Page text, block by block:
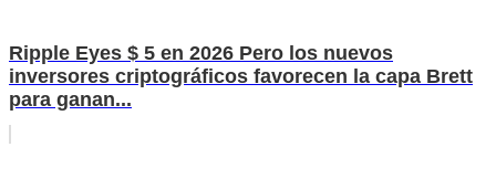
Ripple Eyes $ 5 en 2026 Pero los nuevos
inversores criptográficos favorecen la capa Brett
para ganan...